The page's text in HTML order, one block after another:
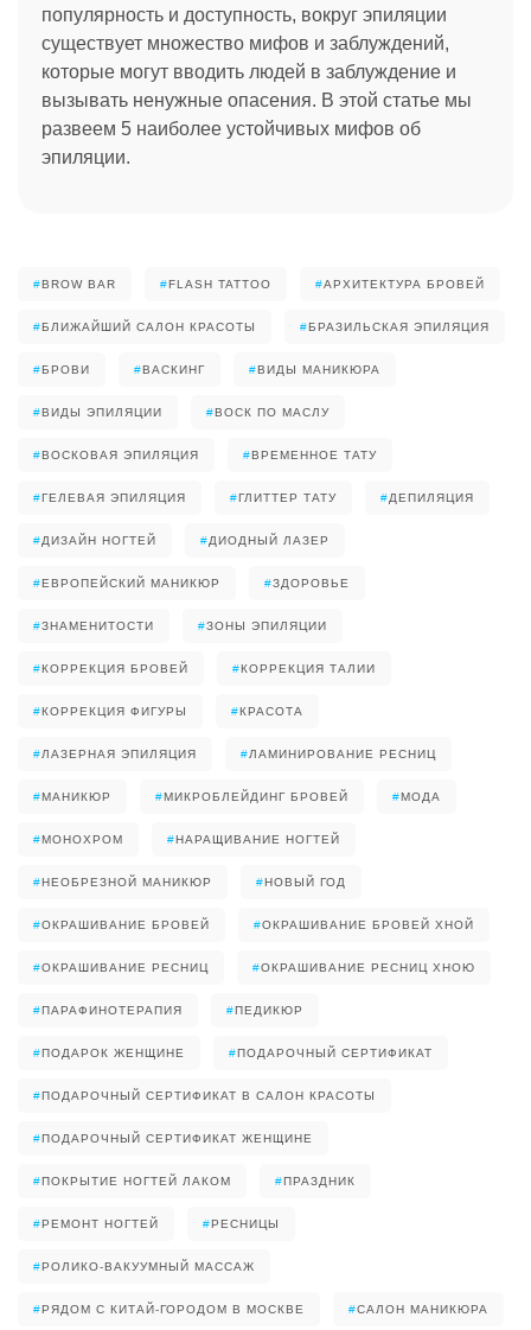
популярность и доступность, вокруг эпиляции
существует множество мифов и заблуждений,
которые могут вводить людей в заблуждение и
вызывать ненужные опасения. В этой статье мы
развеем 5 наиболее устойчивых мифов об
эпиляции.
#BROW BAR #FLASH TATTOO #АРХИТЕКТУРА БРОВЕЙ
#БЛИЖАЙШИЙ САЛОН КРАСОТЫ #БРАЗИЛЬСКАЯ ЭПИЛЯЦИЯ
#БРОВИ #ВАСКИНГ #ВИДЫ МАНИКЮРА
#ВИДЫ ЭПИЛЯЦИИ #ВОСК ПО МАСЛУ
#ВОСКОВАЯ ЭПИЛЯЦИЯ #ВРЕМЕННОЕ ТАТУ
#ГЕЛЕВАЯ ЭПИЛЯЦИЯ #ГЛИТТЕР ТАТУ #ДЕПИЛЯЦИЯ
#ДИЗАЙН НОГТЕЙ #ДИОДНЫЙ ЛАЗЕР
#ЕВРОПЕЙСКИЙ МАНИКЮР #ЗДОРОВЬЕ
#ЗНАМЕНИТОСТИ #ЗОНЫ ЭПИЛЯЦИИ
#КОРРЕКЦИЯ БРОВЕЙ #КОРРЕКЦИЯ ТАЛИИ
#КОРРЕКЦИЯ ФИГУРЫ #КРАСОТА
#ЛАЗЕРНАЯ ЭПИЛЯЦИЯ #ЛАМИНИРОВАНИЕ РЕСНИЦ
#МАНИКЮР #МИКРОБЛЕЙДИНГ БРОВЕЙ #МОДА
#МОНОХРОМ #НАРАЩИВАНИЕ НОГТЕЙ
#НЕОБРЕЗНОЙ МАНИКЮР #НОВЫЙ ГОД
#ОКРАШИВАНИЕ БРОВЕЙ #ОКРАШИВАНИЕ БРОВЕЙ ХНОЙ
#ОКРАШИВАНИЕ РЕСНИЦ #ОКРАШИВАНИЕ РЕСНИЦ ХНОЮ
#ПАРАФИНОТЕРАПИЯ #ПЕДИКЮР
#ПОДАРОК ЖЕНЩИНЕ #ПОДАРОЧНЫЙ СЕРТИФИКАТ
#ПОДАРОЧНЫЙ СЕРТИФИКАТ В САЛОН КРАСОТЫ
#ПОДАРОЧНЫЙ СЕРТИФИКАТ ЖЕНЩИНЕ
#ПОКРЫТИЕ НОГТЕЙ ЛАКОМ #ПРАЗДНИК
#РЕМОНТ НОГТЕЙ #РЕСНИЦЫ
#РОЛИКО-ВАКУУМНЫЙ МАССАЖ
#РЯДОМ С КИТАЙ-ГОРОДОМ В МОСКВЕ #САЛОН МАНИКЮРА